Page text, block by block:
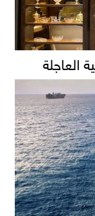
العاجلة